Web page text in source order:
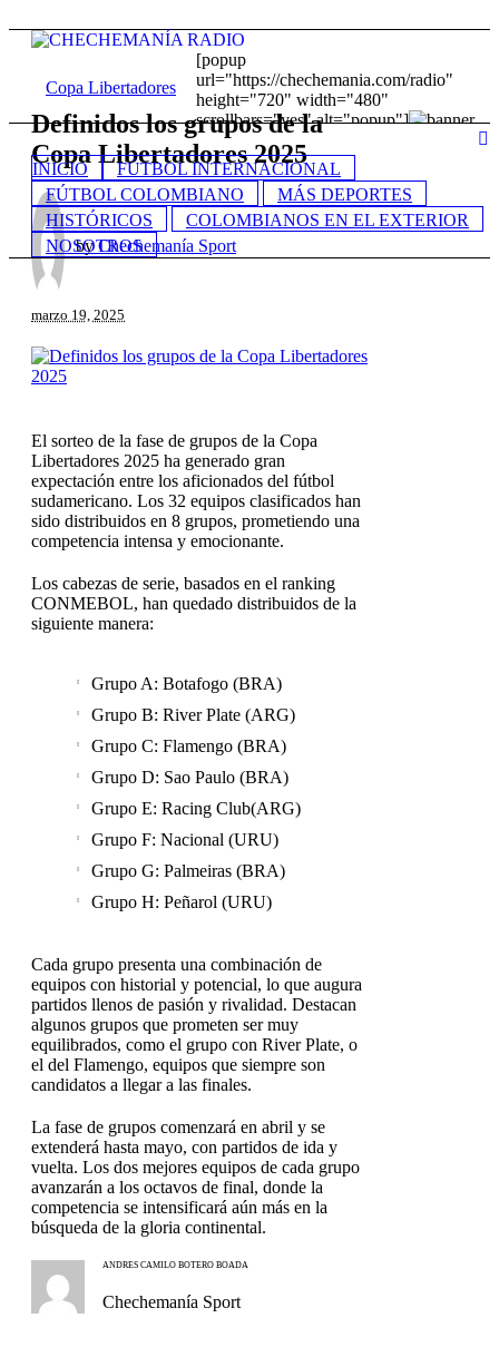
[popup
url="https://chechemania.com/radio"
height="720" width="480"
scrollbars="yes" alt="popup"]
[/popup]
INICIO
FÚTBOL INTERNACIONAL
FÚTBOL COLOMBIANO
MÁS DEPORTES
HISTÓRICOS
COLOMBIANOS EN EL EXTERIOR
NOSOTROS
Copa Libertadores
Definidos los grupos de la
Copa Libertadores 2025
byChechemanía Sport
marzo 19, 2025
El sorteo de la fase de grupos de la Copa
Libertadores 2025 ha generado gran
expectación entre los aficionados del fútbol
sudamericano. Los 32 equipos clasificados han
sido distribuidos en 8 grupos, prometiendo una
competencia intensa y emocionante.
Los cabezas de serie, basados en el ranking
CONMEBOL, han quedado distribuidos de la
siguiente manera:
Grupo A: Botafogo (BRA)
Grupo B: River Plate (ARG)
Grupo C: Flamengo (BRA)
Grupo D: Sao Paulo (BRA)
Grupo E: Racing Club(ARG)
Grupo F: Nacional (URU)
Grupo G: Palmeiras (BRA)
Grupo H: Peñarol (URU)
Cada grupo presenta una combinación de
equipos con historial y potencial, lo que augura
partidos llenos de pasión y rivalidad. Destacan
algunos grupos que prometen ser muy
equilibrados, como el grupo con River Plate, o
el del Flamengo, equipos que siempre son
candidatos a llegar a las finales.
La fase de grupos comenzará en abril y se
extenderá hasta mayo, con partidos de ida y
vuelta. Los dos mejores equipos de cada grupo
avanzarán a los octavos de final, donde la
competencia se intensificará aún más en la
búsqueda de la gloria continental.
ANDRES CAMILO BOTERO BOADA
Chechemanía Sport